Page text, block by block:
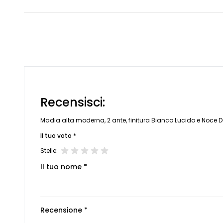
Recensisci:
Madia alta moderna, 2 ante, finitura Bianco Lucido e Noce
Il tuo voto *
Stelle:
Il tuo nome *
Recensione *